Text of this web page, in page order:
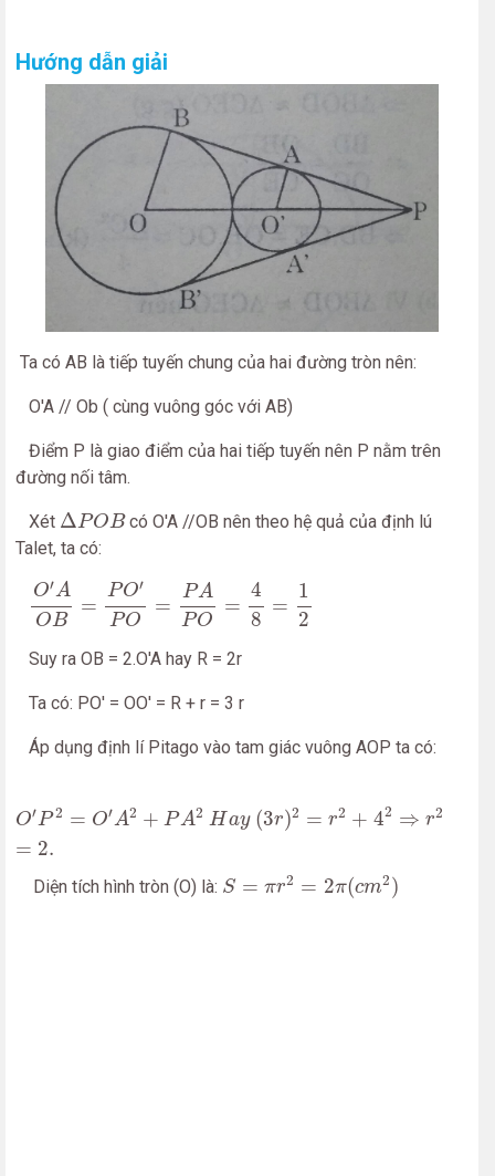
Hướng dẫn giải
Ta có AB là tiếp tuyến chung của hai đường tròn nên:
O'A // Ob ( cùng vuông góc với AB)
Điểm P là giao điểm của hai tiếp tuyến nên P nằm trên
đường nối tâm.
Xét ΔPOB
Δ POB có O'A //OB nên theo hệ quả của định lú
Talet, ta có:
O′A
OB
=
PO′
PO
=
PA
PO
=
4
8
=
1
2
O′A O PO′P APO 8=
Suy ra OB = 2.O'A hay R = 2r
Ta có: PO' = OO' = R + r = 3 r
Áp dụng định lí Pitago vào tam giác vuông AOP ta có:
O′P 2 = O′A2 + PA2 Hay (3r)2 = r2 + 42 ⇒ r2
= 2.
O′P2= A2 +P H ay (3 =r 2+ ⇒r 2.
Diện tích hình tròn (O) là: S = πr2 = 2π(cm2)
S= =2 cm 2